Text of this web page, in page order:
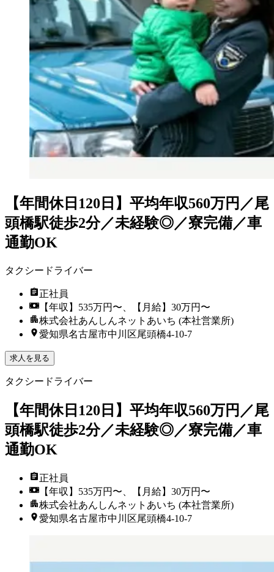
【年間休日120日】平均年収560万円／尾
頭橋駅徒歩2分／未経験◎／寮完備／車
通勤OK
タクシードライバー
正社員
【年収】535万円〜、【月給】30万円〜
株式会社あんしんネットあいち (本社営業所)
愛知県名古屋市中川区尾頭橋4-10-7
求人を見る
タクシードライバー
【年間休日120日】平均年収560万円／尾
頭橋駅徒歩2分／未経験◎／寮完備／車
通勤OK
正社員
【年収】535万円〜、【月給】30万円〜
株式会社あんしんネットあいち (本社営業所)
愛知県名古屋市中川区尾頭橋4-10-7